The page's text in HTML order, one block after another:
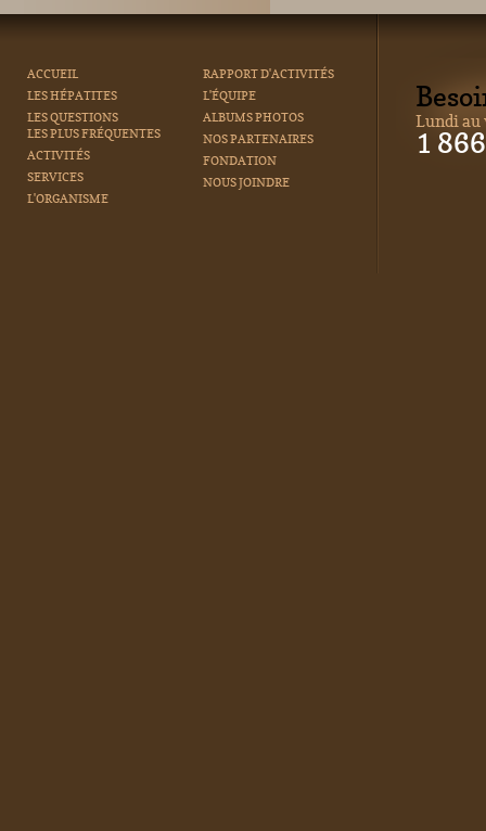
ACCUEIL
LES HÉPATITES
LES QUESTIONS
LES PLUS FRÉQUENTES
ACTIVITÉS
SERVICES
L'ORGANISME
RAPPORT D'ACTIVITÉS
L'ÉQUIPE
ALBUMS PHOTOS
NOS PARTENAIRES
FONDATION
NOUS JOINDRE
Lundi au
1